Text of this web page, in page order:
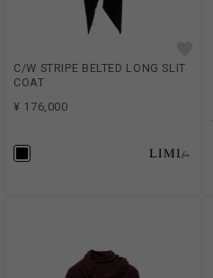
C/W STRIPE BELTED LONG SLIT
COAT
¥ 176,000